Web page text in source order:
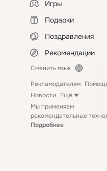
Игры
Подарки
Поздравления
Рекомендации
Сменить язык
Рекламодателям
Новости Ещё
Мы применяем
рекомендательные
Подробнее